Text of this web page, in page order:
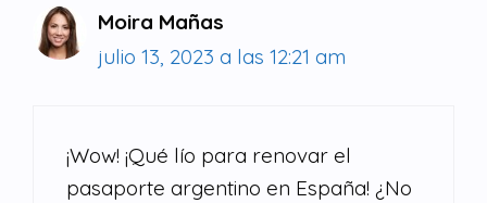
Moira Mañas
julio 13, 2023 a las 12:21 am
¡Wow! ¡Qué lío para renovar el
pasaporte argentino en España! ¿No